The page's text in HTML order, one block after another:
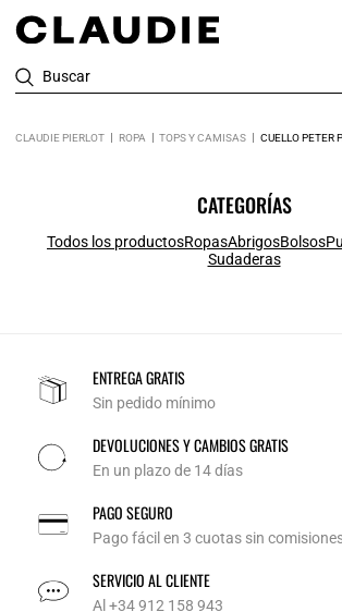
Buscar
CLAUDIE PIERLOT ROPA TOPS Y CAMISAS CUELLO PETER
CATEGORÍAS
Todos los productosRopasAbrigosBolsos
Sudaderas
ENTREGA GRATIS
Sin pedido mínimo
DEVOLUCIONES Y CAMBIOS GRATIS
En un plazo de 14 días
PAGO SEGURO
Pago fácil en 3 cuotas sin
SERVICIO AL CLIENTE
Al +34 912 158 943